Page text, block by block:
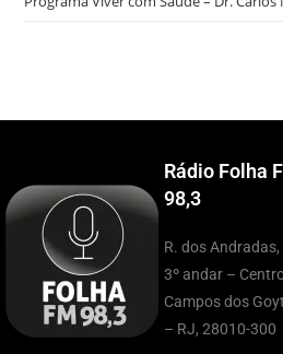
Rádio Folha
98,3
R. dos
3º andar –
Campos dos
– RJ, 28010-300